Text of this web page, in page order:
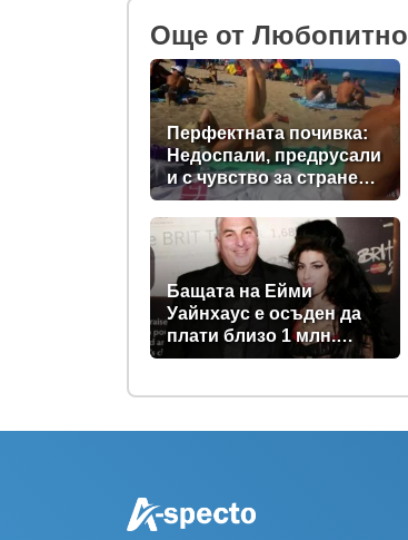
Oще от Любопитно
Перфектната почивка:
Недоспали, предрусали
и с чувство за странен
сърбеж
Бащата на Ейми
Уайнхаус е осъден да
плати близо 1 млн.
паунда на нейни